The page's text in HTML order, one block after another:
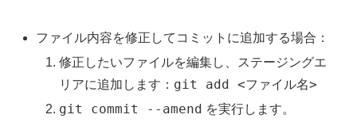
ファイル内容を修正してコミットに追加する場合：
修正したいファイルを編集し、ステージングエ
リアに追加します： git add <ファイル名>
git commit --amend を実行します。